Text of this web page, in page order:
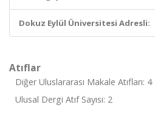
Dokuz Eylül Üniversitesi Adresli:
Atıflar
Diğer Uluslararası Makale Atıfları: 4
Ulusal Dergi Atıf Sayısı: 2